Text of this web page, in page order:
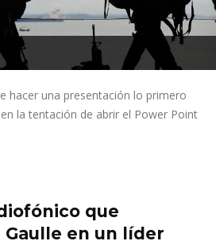
hacer una presentación lo primero
la tentación de abrir el Power Point
que
en un líder